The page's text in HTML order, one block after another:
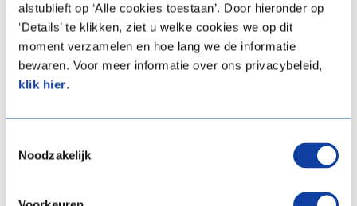
alstublieft op ‘Alle cookies toestaan’. Door hieronder op
‘Details’ te klikken, ziet u welke cookies we op dit
moment verzamelen en hoe lang we de informatie
bewaren. Voor meer informatie over ons privacybeleid,
klik hier.
Noodzakelijk
Let op: De schaalmodellen zijn slechts beperkt beschikbaar.
Zorg dat je op tijd bent, want op = op!
Van Oirschot
(U kan best even controleren in welke
Cebeo
(U kan best even controleren in welke filialen